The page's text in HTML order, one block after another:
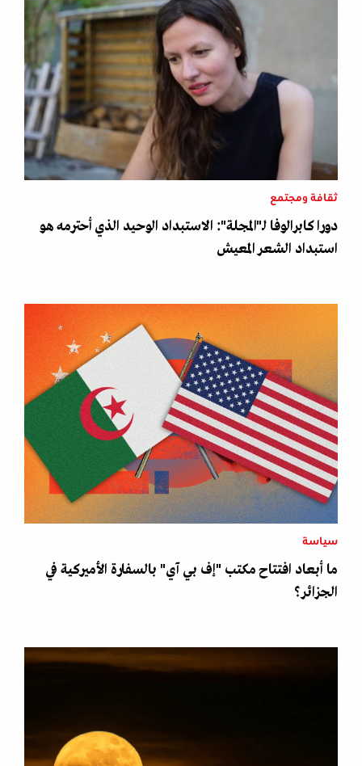
ثقافة ومجتمع
دورا كابرالوفا لـ"المجلة": الاستبداد الوحيد الذي أحترمه هو
استبداد الشعر المعيش
سياسة
ما أبعاد افتتاح مكتب "إف بي آي" بالسفارة الأميركية في
الجزائر؟